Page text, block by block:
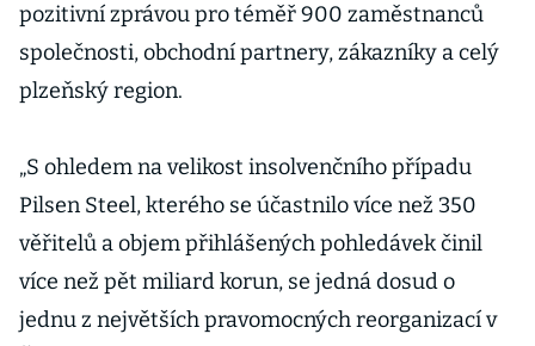
pozitivní zprávou pro téměř 900 zaměstnanců
společnosti, obchodní partnery, zákazníky a celý
plzeňský region.
„S ohledem na velikost insolvenčního případu
Pilsen Steel, kterého se účastnilo více než 350
věřitelů a objem přihlášených pohledávek činil
více než pět miliard korun, se jedná dosud o
jednu z největších pravomocných reorganizací v